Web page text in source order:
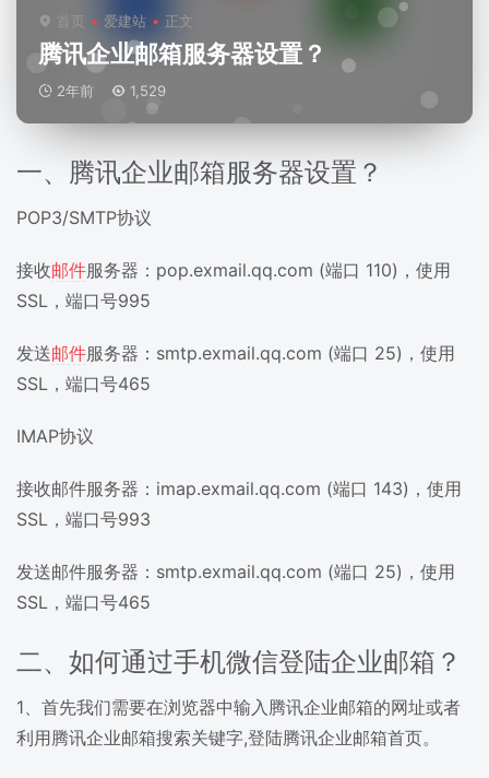
首页 爱建站 正文
腾讯企业邮箱服务器设置？
2年前 1,529
一、腾讯企业邮箱服务器设置？
POP3/SMTP协议
接收邮件服务器：pop.exmail.qq.com (端口 110)，使用
SSL，端口号995
发送邮件服务器：smtp.exmail.qq.com (端口 25)，使用
SSL，端口号465
IMAP协议
接收邮件服务器：imap.exmail.qq.com (端口 143)，使用
SSL，端口号993
发送邮件服务器：smtp.exmail.qq.com (端口 25)，使用
SSL，端口号465
二、如何通过手机微信登陆企业邮箱？
1、首先我们需要在浏览器中输入腾讯企业邮箱的网址或者
利用腾讯企业邮箱搜索关键字,登陆腾讯企业邮箱首页。